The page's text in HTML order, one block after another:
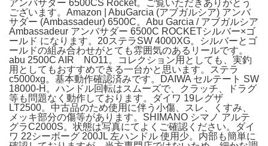
アンバサダー 6500CS Rocket。ご覧いただきありがとう
ございます。Amazon | AbuGarcia (アブガルシア) アンバ
サダー (Ambassadeur) 6500C。Abu Garcia / アブガルシア
Ambassadeur アンバサダー 6500C ROCKETシルバー×ゴ
ールド になります。20ステラSW 4000XG。シルバーとゴ
ールドの組み合わせがとても雰囲気のあるリールです。
abu 2500C AIR NO11。コレクション用としても、実釣
用としてもおすすめできる一台かと思います。ステラ
c5000xg。基本動作確認済みです。DAIWA セルテート SW
18000-H。ハンドル回転はスムーズで、クラッチ、ドラグ
等も問題なく動作しております。ダイワ 19レグザ
LT2500。中古品のため使用に伴う小傷、スレ、くすみ、
メッキ部分の傷等があります。SHIMANO シマノ アルテ
グラC2000S。状態は写真にてよくご確認ください。ダイ
ワ 22シーボーグ 200JL 左ハンドル 使用少。内部も簡単に